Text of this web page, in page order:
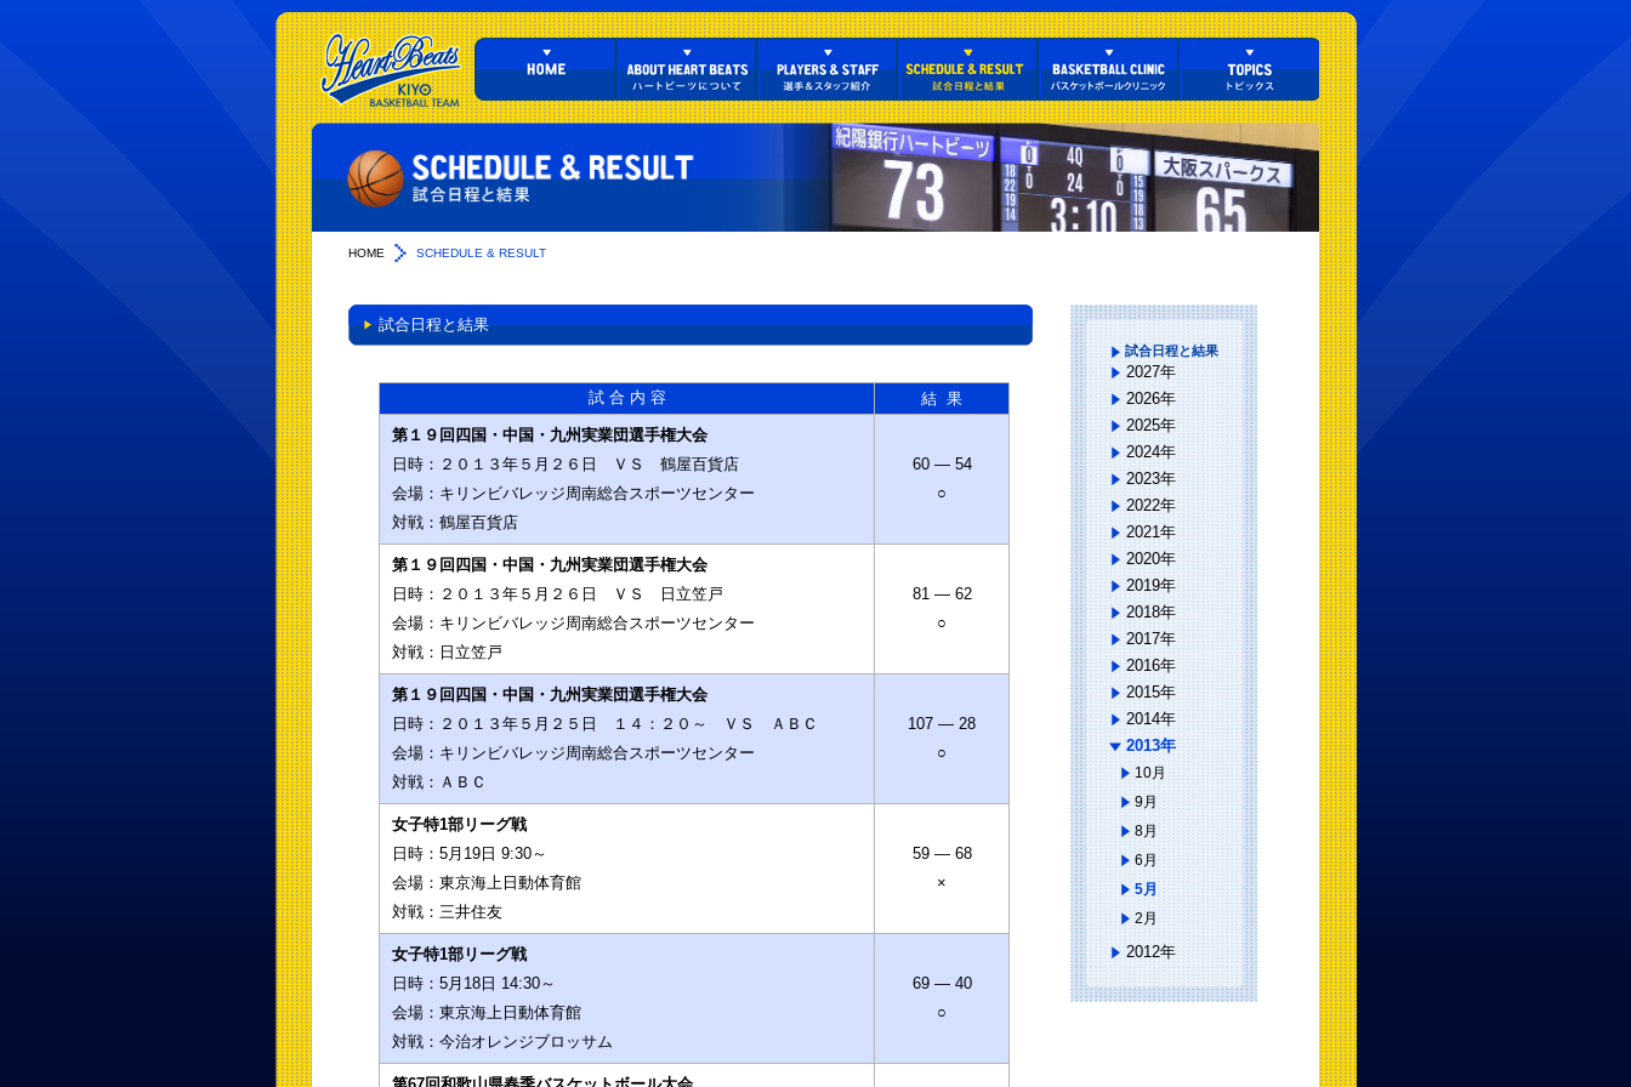
HOME SCHEDULE & RESULT
試合日程と結果
試 合 内 容
結 果
第１９回四国・中国・九州実業団選手権大会
日時： ２０１３年５月２６日 ＶＳ 鶴屋百貨店
会場： キリンビバレッジ周南総合スポーツセンター
対戦： 鶴屋百貨店
60 — 54
○
第１９回四国・中国・九州実業団選手権大会
日時： ２０１３年５月２６日 ＶＳ 日立笠戸
会場： キリンビバレッジ周南総合スポーツセンター
対戦： 日立笠戸
81 — 62
○
第１９回四国・中国・九州実業団選手権大会
日時： ２０１３年５月２５日 １４：２０～ ＶＳ ＡＢＣ
会場： キリンビバレッジ周南総合スポーツセンター
対戦： ＡＢＣ
107 — 28
○
女子特1部リーグ戦
日時： 5月19日 9:30～
会場： 東京海上日動体育館
対戦： 三井住友
59 — 68
×
女子特1部リーグ戦
日時： 5月18日 14:30～
会場： 東京海上日動体育館
対戦： 今治オレンジブロッサム
69 — 40
○
試合日程と結果
2027年
2026年
2025年
2024年
2023年
2022年
2021年
2020年
2019年
2018年
2017年
2016年
2015年
2014年
2013年
10月
9月
8月
6月
5月
2月
2012年